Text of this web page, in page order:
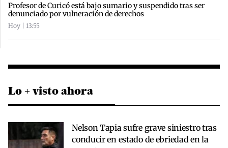
Profesor de Curicó está bajo sumario y suspendido tras ser
denunciado por vulneración de derechos
Hoy | 13:55
Lo + visto ahora
Nelson Tapia sufre grave siniestro tras
conducir en estado de ebriedad en la